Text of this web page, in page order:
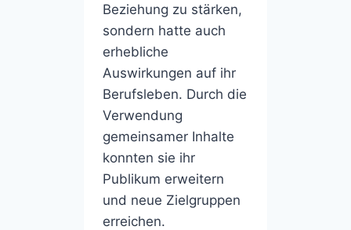
Beziehung zu stärken,
sondern hatte auch
erhebliche
Auswirkungen auf ihr
Berufsleben. Durch die
Verwendung
gemeinsamer Inhalte
konnten sie ihr
Publikum erweitern
und neue Zielgruppen
erreichen.